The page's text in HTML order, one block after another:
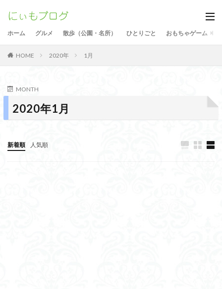
ホーム グルメ 散歩（公園・名所） ひとりごと おもちゃゲーム
HOME 2020年 1月
MONTH
2020年1月
新着順 人気順